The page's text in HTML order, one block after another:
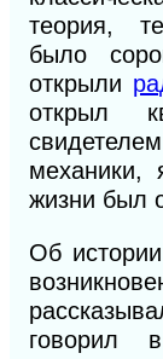
теория,
было
открыли
открыл
механики,
жизни был
Об
говорил